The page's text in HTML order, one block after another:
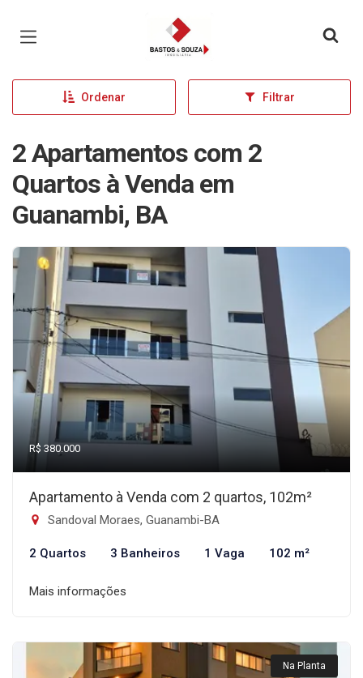
Página inicial
Ordenar Filtrar
2 Apartamentos com 2
Quartos à Venda em
Guanambi, BA
R$ 380.000
Apartamento à Venda com 2 quartos, 102m²
Sandoval Moraes, Guanambi-BA
2 Quartos 3 Banheiros 1 Vaga 102 m²
Mais informações
Na Planta